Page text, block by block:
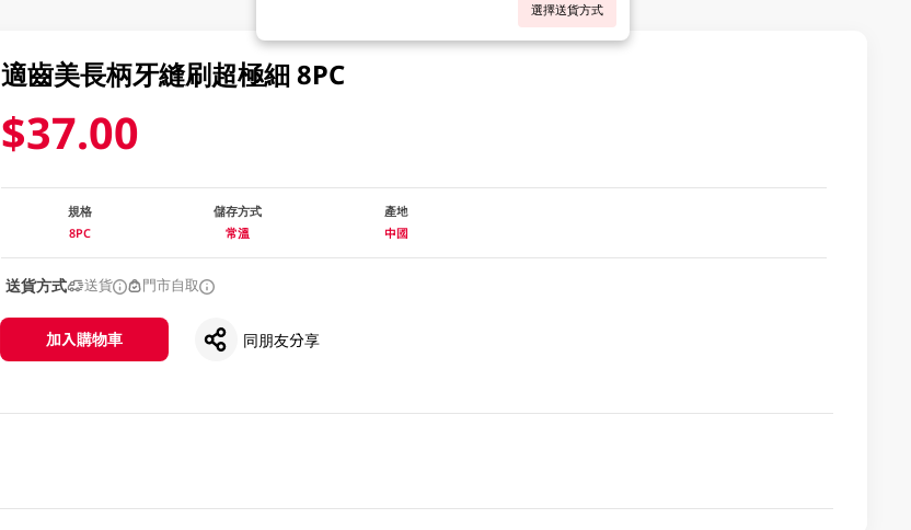
選擇送貨方式
適齒美長柄牙縫刷超極細 8PC
$37.00
規格
8PC
儲存方式
常溫
產地
中國
送貨方式 送貨 門市自取
加入購物車 同朋友分享